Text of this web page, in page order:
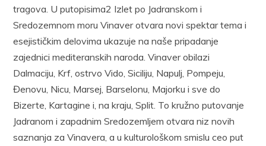
tragova. U putopisima2 Izlet po Jadranskom i
Sredozemnom moru Vinaver otvara novi spektar tema i
esejističkim delovima ukazuje na naše pripadanje
zajednici mediteranskih naroda. Vinaver obilazi
Dalmaciju, Krf, os­trvo Vido, Siciliju, Napulj, Pompeju,
Đenovu, Nicu, Marsej, Barselonu, Majorku i sve do
Bizerte, Kartagine i, na kraju, Split. To kružno pu­tovanje
Jadranom i zapadnim Sredozemljem otvara niz novih
saznanja za Vinavera, a u kulturološkom smislu ceo put